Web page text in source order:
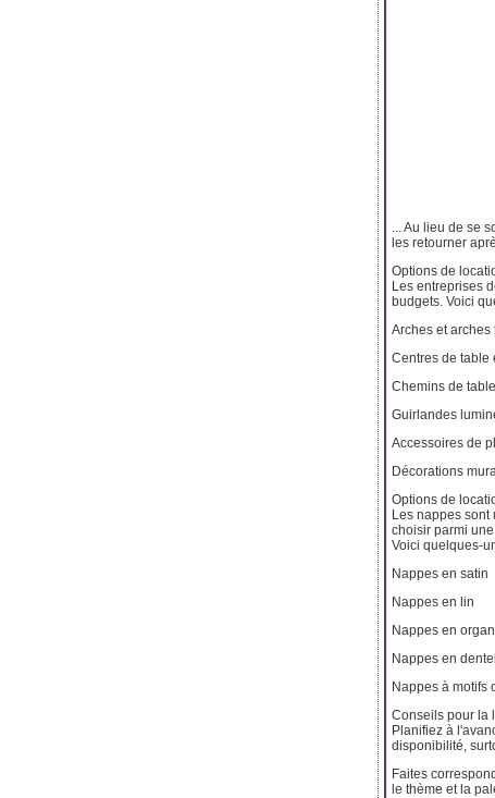
... Au lieu de se
les retourner
Options de
Les entreprises
budgets. Voici
Arches et arches
Centres de table
Chemins de
Guirlandes
Accessoires de
Décorations
Options de
Les nappes
choisir parmi
Voici quelques-
Nappes en satin
Nappes en lin
Nappes en
Nappes en
Nappes à motifs
Conseils pour la
Planifiez à
disponibilité,
Faites
le thème et la